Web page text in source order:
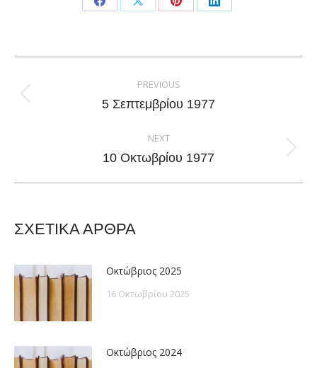
Share
Facebook
Share
X
Share
Pinterest
Share
LinkedIn
navigation
PREVIOUS
Previous
5 Σεπτεμβρίου 1977
NEXT
Next
10 Οκτωβρίου 1977
ΣΧΕΤΙΚΑ ΑΡΘΡΑ
Οκτώβριος 2025
16 Οκτωβρίου 2025
Οκτώβριος 2024